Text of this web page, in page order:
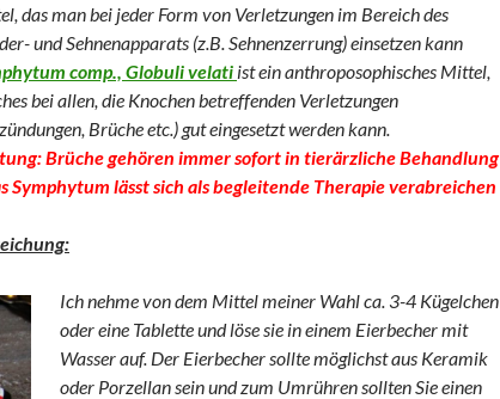
das man bei jeder Form von Verletzungen im Bereich des
und Sehnenapparats (z.B. Sehnenzerrung) einsetzen kann
comp., Globuli velati ist ein anthroposophisches Mittel,
bei allen, die Knochen betreffenden Verletzungen
Brüche etc.) gut eingesetzt werden kann.
Brüche gehören immer sofort in tierärzliche Behandlung
Symphytum lässt sich als begleitende Therapie verabreichen
Ich nehme von dem Mittel meiner Wahl ca. 3-4 Kügelchen
oder eine Tablette und löse sie in einem Eierbecher mit
Wasser auf. Der Eierbecher sollte möglichst aus Keramik
oder Porzellan sein und zum Umrühren sollten Sie einen